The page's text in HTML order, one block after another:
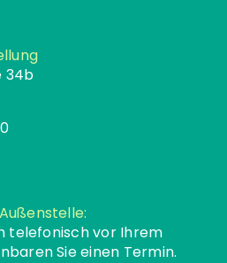
34b
telefonisch vor Ihrem
Sie einen Termin.